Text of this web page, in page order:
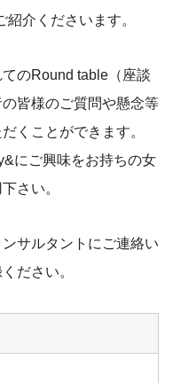
介くださいます。
のRound table（座談
皆様のご質問や懸念等
くことができます。
にご興味をお持ちの女
さい。
サルタントにご連絡い
ださい。